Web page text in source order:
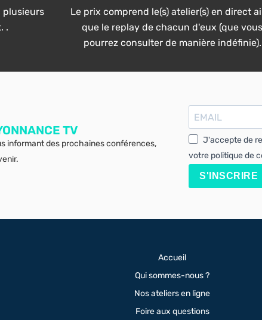
plusieurs
.
Le prix comprend le(s) atelier(s) en direct
que le replay de chacun d'eux (que vous
pourrez consulter de manière indéfinie).
TV
informant des prochaines conférences,
J'accepte de
votre politique de
S'INSCRIRE
Accueil
Qui sommes-nous ?
Nos ateliers en ligne
Foire aux questions